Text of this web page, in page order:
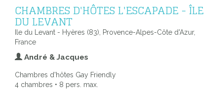
CHAMBRES D'HÔTES L'ESCAPADE - ÎLE
DU LEVANT
Ile du Levant - Hyères (83), Provence-Alpes-Côte d'Azur,
France
André & Jacques
Chambres d'hôtes Gay Friendly
4 chambres • 8 pers. max.